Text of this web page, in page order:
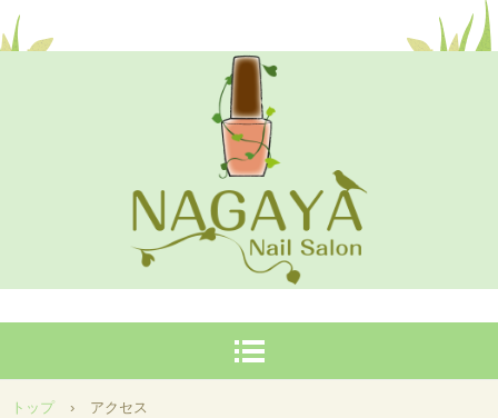
NAGAYA
安芸高田市甲田町、山奥にあるホームネイルサロン。もっと身近に、気軽にジェルネイルを広めて
いきたいです！！
トップ › アクセス